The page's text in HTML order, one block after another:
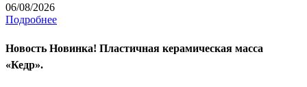
06/08/2026
Подробнее
Новость Новинка! Пластичная керамическая масса
«Кедр».